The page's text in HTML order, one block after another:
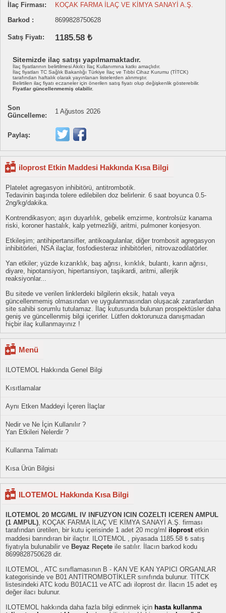
İlaç Firması:
KOÇAK FARMA İLAÇ VE KİMYA SANAYİ A.Ş.
Barkod :
8699828750628
Satış Fiyatı: 1185.58 ₺
Sitemizde ilaç satışı yapılmamaktadır.
İlaç fiyatlarının belirtilmesi Akılcı İlaç Kullanımına katkı amaçlıdır.
İlaç fiyatları TC Sağlık Bakanlığı Türkiye İlaç ve Tıbbi Cihaz Kurumu (TİTCK)
tarafından haftalık olarak yayınlanan listelerden alınmıştır.
Belirtilen ilaç fiyatı eczaneler için önerilen satış fiyatı olup değişkenlik gösterebilir.
Fiyatlar güncellenmemiş olabilir.
Son
Güncelleme:
1 Ağustos 2026
Paylaş:
iloprost Etkin Maddesi Hakkında Kısa Bilgi
Platelet agregasyon inhibitörü, antitrombotik.
Tedavinin başında tolere edilebilen doz belirlenir. 6 saat boyunca 0.5-
2ng/kg/dakika.
Kontrendikasyon; aşırı duyarlılık, gebelik emzirme, kontrolsüz kanama
riski, koroner hastalık, kalp yetmezliği, aritmi, pulmoner konjesyon.
Etkileşim; antihipertansifler, antikoagulanlar, diğer trombosit agregasyon
inhibitörleri, NSA ilaçlar, fosfodiesteraz inhibitörleri, nitrovazodilatörler.
Yan etkiler; yüzde kızarıklık, baş ağrısı, kırıklık, bulantı, karın ağrısı,
diyare, hipotansiyon, hipertansiyon, taşikardi, aritmi, allerjik
reaksiyonlar...
Bu sitede ve verilen linklerdeki bilgilerin eksik, hatalı veya
güncellenmemiş olmasından ve uygulanmasından oluşacak zararlardan
site sahibi sorumlu tutulamaz. İlaç kutusunda bulunan prospektüsler daha
geniş ve güncellenmiş bilgi içerirler. Lütfen doktorunuza danışmadan
hiçbir ilaç kullanmayınız !
Menü
ILOTEMOL Hakkında Genel Bilgi
Kısıtlamalar
Aynı Etken Maddeyi İçeren İlaçlar
Nedir ve Ne İçin Kullanılır ?
Yan Etkileri Nelerdir ?
Kullanma Talimatı
Kısa Ürün Bilgisi
ILOTEMOL Hakkında Kısa Bilgi
ILOTEMOL 20 MCG/ML IV INFUZYON ICIN COZELTI ICEREN AMPUL
(1 AMPUL) , KOÇAK FARMA İLAÇ VE KİMYA SANAYİ A.Ş. firması
tarafından üretilen, bir kutu içerisinde 1 adet 20 mcg/ml iloprost etkin
maddesi barındıran bir ilaçtır. ILOTEMOL , piyasada 1185.58 ₺ satış
fiyatıyla bulunabilir ve Beyaz Reçete ile satılır. İlacın barkod kodu
8699828750628 dir.
ILOTEMOL , ATC sınıflamasının B - KAN VE KAN YAPICI ORGANLAR
kategorisinde ve B01 ANTİTROMBOTİKLER sınıfında bulunur. TİTCK
listesindeki ATC kodu B01AC11 ve ATC adı iloprost dır. İlacın 15 adet eş
değer ilacı bulunur.
ILOTEMOL hakkında daha fazla bilgi edinmek için hasta kullanma